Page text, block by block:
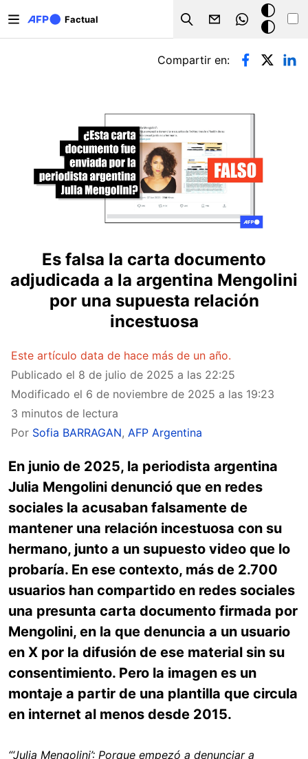
Factual
Search
Modo
oscuro
Solapas principales
Compartir en:
Es falsa la carta documento
adjudicada a la argentina Mengolini
por una supuesta relación
incestuosa
Este artículo data de hace más de un año.
Publicado el 8 de julio de 2025 a las 22:25
Modificado el 6 de noviembre de 2025 a las 19:23
3 minutos de lectura
Por Sofia BARRAGAN, AFP Argentina
En junio de 2025, la periodista argentina
Julia Mengolini denunció que en redes
sociales la acusaban falsamente de
mantener una relación incestuosa con su
hermano, junto a un supuesto video que lo
probaría. En ese contexto, más de 2.700
usuarios han compartido en redes sociales
una presunta carta documento firmada por
Mengolini, en la que denuncia a un usuario
en X por la difusión de ese material sin su
consentimiento. Pero la imagen es un
montaje a partir de una plantilla que circula
en internet al menos desde 2015.
“‘Julia Mengolini’: Porque empezó a denunciar a